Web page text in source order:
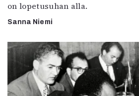
on lopetusuhan alla.
Sanna Niemi